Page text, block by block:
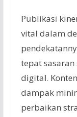
Publikasi
vital dalam
tepat sasaran
digital.
dampak
perbaikan